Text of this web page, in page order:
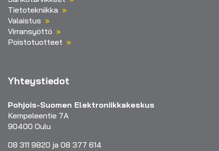
Tietotekniikka
Valaistus
Virransyöttö
Poistotuotteet
Yhteystiedot
Pohjois-Suomen Elektroniikkakeskus
Kempeleentie 7A
90400 Oulu
08 311 9820 ja 08 377 614